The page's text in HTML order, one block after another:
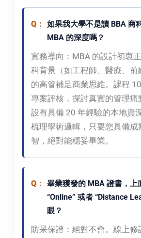
如果我大學不是讀 BBA 商
MBA 的深度嗎？
實務導向： MBA 的設計初衷
科背景（如工程師、醫療、前
的高管補足商業思維。課程
專案評核，探討真實的管理痛
設有具備 20 年經驗的本地資
梳理學術邏輯，只要您具備成
智，絕對能穩妥畢業。
畢業獲發的 MBA 證書，上
“Online” 或者 “Distance
眼？
防呆保證： 絕對不會。線上修